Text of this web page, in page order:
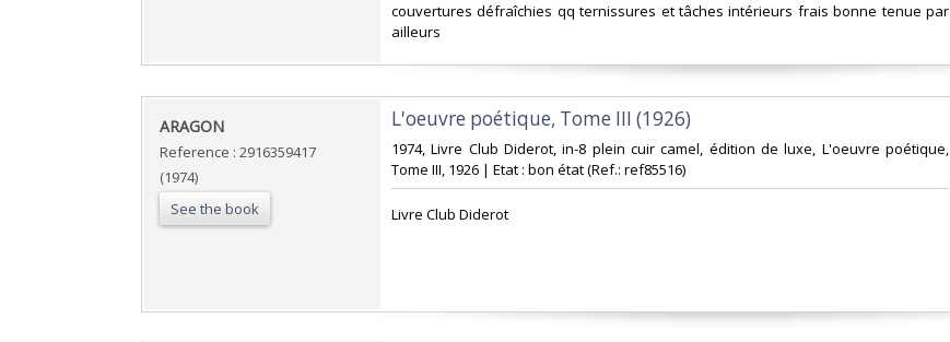
‎couvertures défraîchies qq ternissures et tâches intérieurs frais bonne tenue par
ailleurs‎
‎ARAGON‎
Reference : 2916359417
(1974)
See the book
‎L'oeuvre poétique, Tome III (1926)‎
‎1974, Livre Club Diderot, in-8 plein cuir camel, édition de luxe, L'oeuvre poétique,
Tome III, 1926 | Etat : bon état (Ref.: ref85516)‎
‎Livre Club Diderot‎